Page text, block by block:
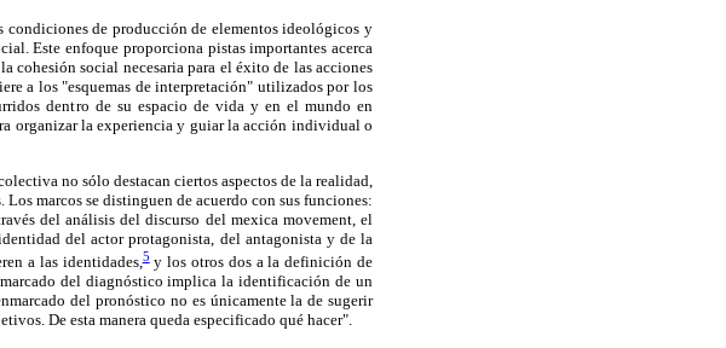
condiciones de producción de elementos ideológicos y
Este enfoque proporciona pistas importantes acerca
cohesión social necesaria para el éxito de las acciones
a los "esquemas de interpretación" utilizados por los
dentro de su espacio de vida y en el mundo en
organizar la experiencia y guiar la acción individual o
no sólo destacan ciertos aspectos de la realidad,
marcos se distinguen de acuerdo con sus funciones:
del análisis del discurso del mexica movement, el
del actor protagonista, del antagonista y de la
a las identidades,5y los otros dos a la definición de
del diagnóstico implica la identificación de un
del pronóstico no es únicamente la de sugerir
De esta manera queda especificado qué hacer".